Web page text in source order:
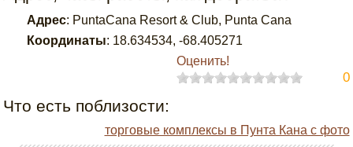
Адрес: PuntaCana Resort & Club, Punta Cana
Координаты: 18.634534,-68.405271
Оценить!
0
Что есть поблизости:
торговые комплексы в Пунта Кана с фото